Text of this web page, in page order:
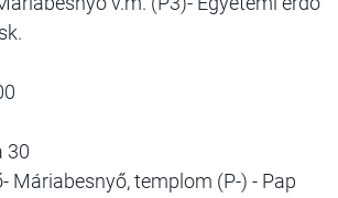
30
Máriabesnyő, templom (P-) - Pap